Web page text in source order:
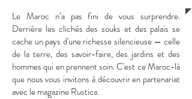
Le Maroc n’a pas fini de vous surprendre.
Derrière les clichés des souks et des palais se
cache un pays d'une richesse silencieuse — celle
de la terre, des savoir-faire, des jardins et des
hommes qui en prennent soin. C'est ce Maroc-là
que nous vous invitons à découvrir en partenariat
avec le magazine Rustica.